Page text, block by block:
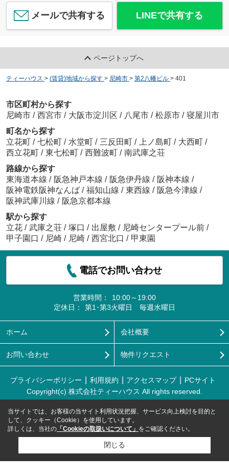
メールで共有する LINEで共有する
ページトップへ
ティーハウス > (賃貸)地域から探す > 尼崎市 > 第2八幡ビル > 401
市区町村から探す
尼崎市 / 西宮市 / 大阪市淀川区 / 八尾市 / 松原市 / 寝屋川市
町名から探す
立花町 / 七松町 / 水堂町 / 三反田町 / 上ノ島町 / 大西町 /
西立花町 / 東七松町 / 西難波町 / 南武庫之荘
路線から探す
東海道本線 / 阪急神戸本線 / 阪急伊丹線 / 阪神本線 /
阪神電鉄阪神なんば / 福知山線 / 東西線 / 阪急今津線 /
阪神武庫川線 / 阪急京都本線
駅から探す
立花 / 武庫之荘 / 塚口 / 出屋敷 / 尼崎センタープール前 /
甲子園口 / 尼崎 / 尼崎 / 西宮北口 / 甲東園
電話でお問い合わせ
営業時間：
10:00～19:00
定休日：
第1･第3火曜日 毎週水曜日
ホーム 会社概要
お問い合わせ 物件リクエスト
プライバシーポリシー 利用規約 アクセスマップ
PCサイト
Copyright(c) 株式会社ティーハウス All rights reserved.
当サイトでは、お客様の当サイト利用状況把握、サービス向上検討を目的と
して、クッキー（Cookie）を使用しています。
詳しくは、当社の 「Cookieの取扱いについて」 をご確認ください。
閉じる